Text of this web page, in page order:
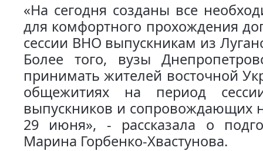
«На сегодня созданы все
для комфортного прохождения
сессии ВНО выпускникам из
Более того, вузы
принимать жителей восточной
общежитиях на период
выпускников и сопровождающих
29 июня», - рассказала о
Марина Горбенко-Хвастунова.